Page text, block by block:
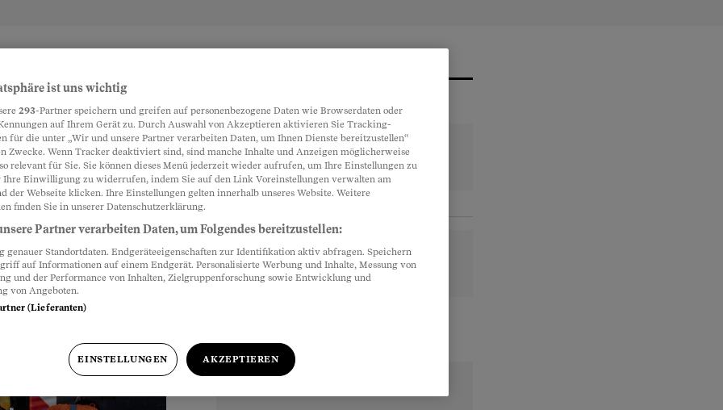
den
um
die treuen
ist uns wichtig
293-Partner speichern und greifen auf personenbezogene Daten wie Browserdaten oder
auf Ihrem Gerät zu. Durch Auswahl von Akzeptieren aktivieren Sie Tracking-
für die unter „Wir und unsere Partner verarbeiten Daten, um Ihnen Dienste bereitzustellen“
Zwecke. Wenn Tracker deaktiviert sind, sind manche Inhalte und Anzeigen möglicherweise
relevant für Sie. Sie können dieses Menü jederzeit wieder aufrufen, um Ihre Einstellungen zu
Ihre Einwilligung zu widerrufen, indem Sie auf den Link Voreinstellungen verwalten am
der Webseite klicken. Ihre Einstellungen gelten innerhalb unseres Website. Weitere
finden Sie in unserer Datenschutzerklärung.
Partner verarbeiten Daten, um Folgendes bereitzustellen:
genauer Standortdaten. Endgeräteeigenschaften zur Identifikation aktiv abfragen. Speichern
auf Informationen auf einem Endgerät. Personalisierte Werbung und Inhalte, Messung von
und der Performance von Inhalten, Zielgruppenforschung sowie Entwicklung und
von Angeboten.
(Lieferanten)
EINSTELLUNGEN AKZEPTIEREN